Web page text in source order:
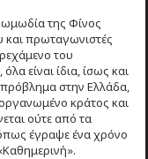
της Φίνος
και πρωταγωνιστές
του
είναι ίδια, ίσως και
πρόβλημα στην Ελλάδα,
κράτος και
ούτε από τα
έγραψε ένα χρόνο